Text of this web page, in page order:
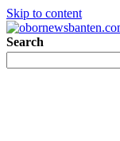
Skip to content
Search